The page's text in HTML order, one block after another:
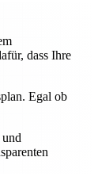
dass Ihre
Egal ob